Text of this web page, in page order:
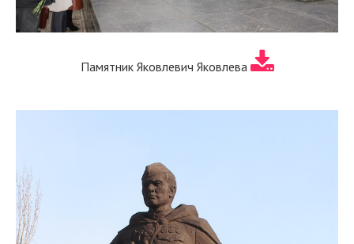
Памятник Яковлевич Яковлева